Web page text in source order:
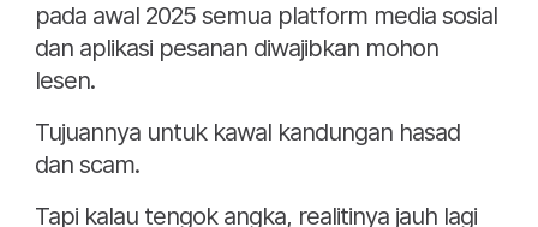
pada awal 2025 semua platform media sosial
dan aplikasi pesanan diwajibkan mohon
lesen.
Tujuannya untuk kawal kandungan hasad
dan scam.
Tapi kalau tengok angka, realitinya jauh lagi